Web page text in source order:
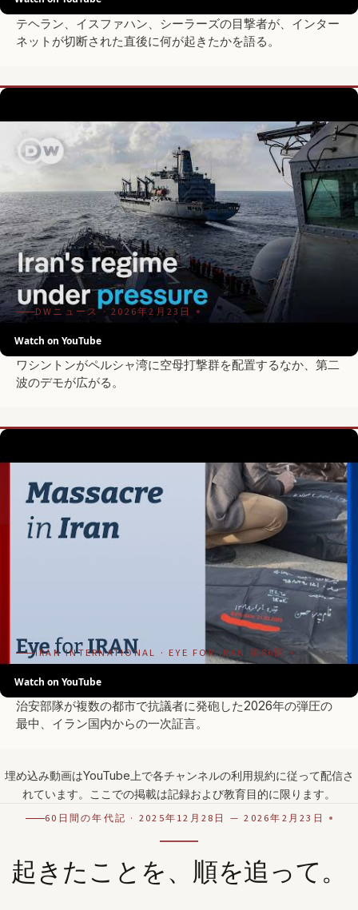
テヘラン、イスファハン、シーラーズの目撃者が、インター
ネットが切断された直後に何が起きたかを語る。
Watch on YouTube
DWニュース · 2026年2月23日
新たな抗議と米軍の増強の狭間で。
ワシントンがペルシャ湾に空母打撃群を配置するなか、第二
波のデモが広がる。
Watch on YouTube
IRAN INTERNATIONAL · EYE FOR IRAN 第86回
イランの殺戮の渦中で――目撃者が口を開く。
治安部隊が複数の都市で抗議者に発砲した2026年の弾圧の
最中、イラン国内からの一次証言。
埋め込み動画はYouTube上で各チャンネルの利用規約に従って配信さ
れています。ここでの掲載は記録および教育目的に限ります。
60日間の年代記 · 2025年12月28日 — 2026年2月23日
起きたことを、順を追って。